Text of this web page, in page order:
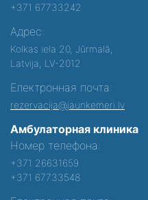
+371 67733242
Адрес:
Kolkas iela 20, Jūrmalā,
Latvija, LV-2012
Електронная почта:
rezervacija@jaunkemeri.lv
Амбулаторная клиника
Номер телефона:
+371 26631659
+371 67733548